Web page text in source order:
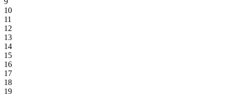
10
11
12
13
14
15
16
17
18
19